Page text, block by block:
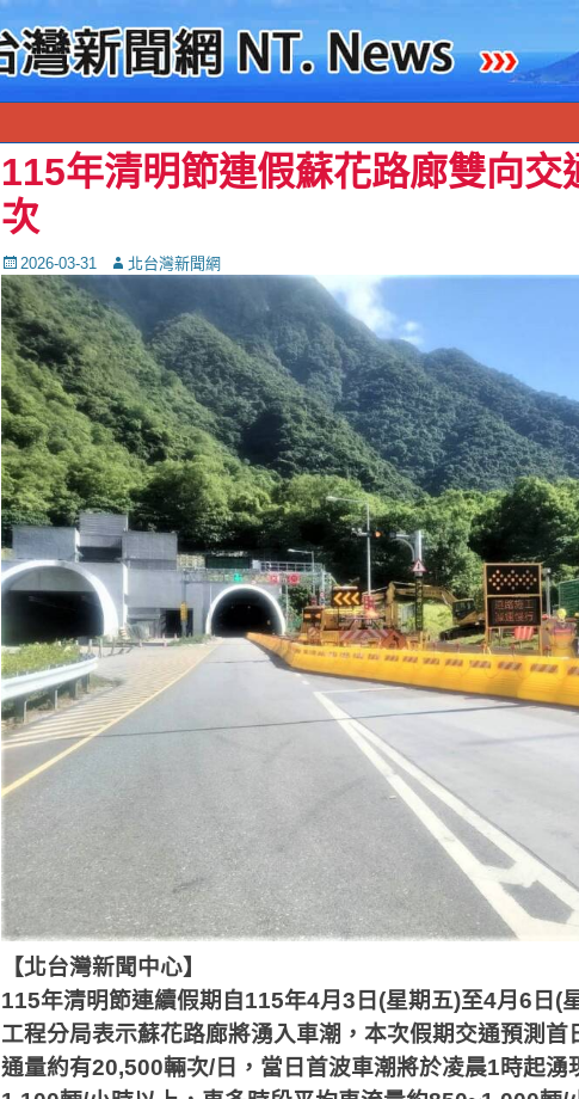
115年清明節連假蘇花路廊雙向交
次
Posted
on
2026-03-31 Autor北台灣新聞網
【北台灣新聞中心】
115年清明節連續假期自115年4月 3 日 (星期五)至4月 6 日 (
工程分局表示蘇花路廊將湧入車潮，本次假期交通預測首
通量約有20,500輛次/日，當日首波車潮將於凌晨1時起湧